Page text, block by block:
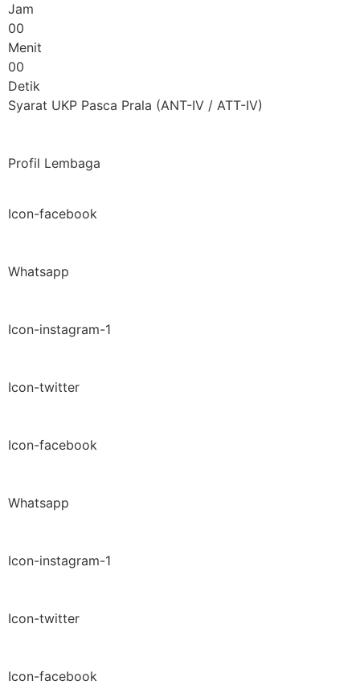
Jam
00
Menit
00
Detik
Syarat UKP Pasca Prala (ANT-IV / ATT-IV)
Profil Lembaga
Icon-facebook
Whatsapp
Icon-instagram-1
Icon-twitter
Icon-facebook
Whatsapp
Icon-instagram-1
Icon-twitter
Icon-facebook